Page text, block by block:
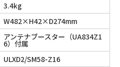
3.4kg
W482×H42×D274mm
アンテナブースター（UA834Z1
6）付属
ULXD2/SM58-Z16